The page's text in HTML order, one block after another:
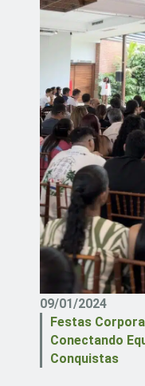
09/01/2024
Festas
Conectando
Conquistas